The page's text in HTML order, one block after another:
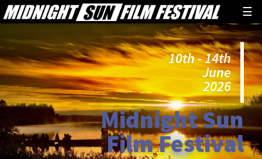
☰
10th - 14th
June
2026
Midnight Sun
Film Festival